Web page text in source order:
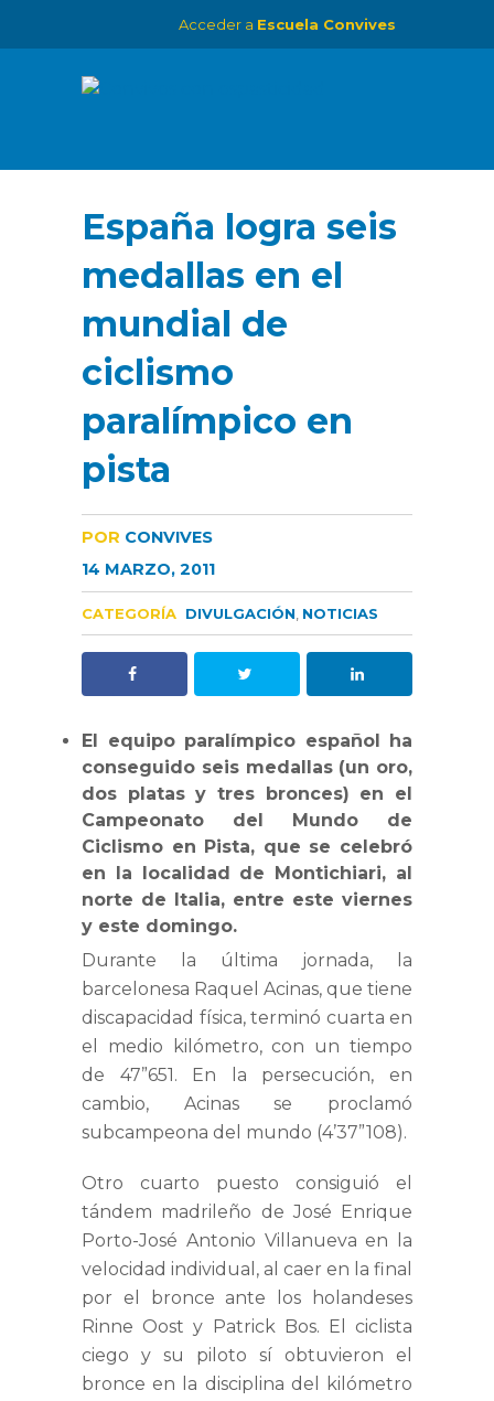
Acceder a Escuela Convives
España logra seis
medallas en el
mundial de
ciclismo
paralímpico en
pista
POR CONVIVES
14 MARZO, 2011
CATEGORÍA DIVULGACIÓN NOTICIAS
El equipo paralímpico español ha
conseguido seis medallas (un oro,
dos platas y tres bronces) en el
Campeonato del Mundo de
Ciclismo en Pista, que se celebró
en la localidad de Montichiari, al
norte de Italia, entre este viernes
y este domingo.
Durante la última jornada, la
barcelonesa Raquel Acinas, que tiene
discapacidad física, terminó cuarta en
el medio kilómetro, con un tiempo
de 47”651. En la persecución, en
cambio, Acinas se proclamó
subcampeona del mundo (4’37”108).
Otro cuarto puesto consiguió el
tándem madrileño de José Enrique
Porto-José Antonio Villanueva en la
velocidad individual, al caer en la final
por el bronce ante los holandeses
Rinne Oost y Patrick Bos. El ciclista
ciego y su piloto sí obtuvieron el
bronce en la disciplina del kilómetro